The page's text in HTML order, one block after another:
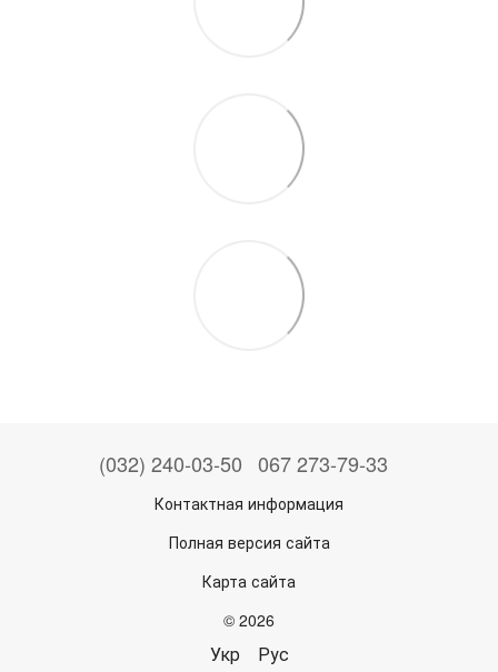
(032) 240-03-50 067 273-79-33
Контактная информация
Полная версия сайта
Карта сайта
© 2026
Укр Рус